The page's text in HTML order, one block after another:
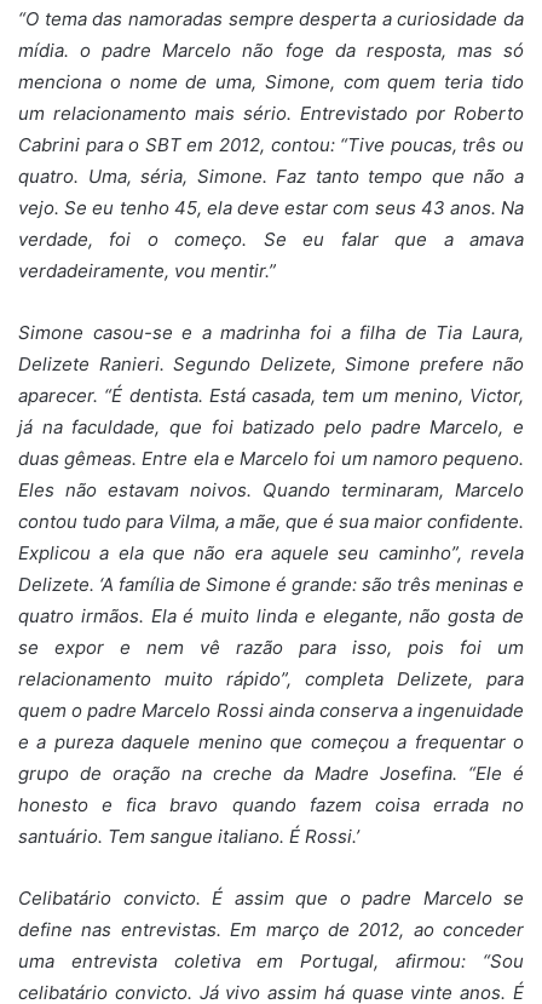
“O tema das namoradas sempre desperta a curiosidade da
mídia. o padre Marcelo não foge da resposta, mas só
menciona o nome de uma, Simone, com quem teria tido
um relacionamento mais sério. Entrevistado por Roberto
Cabrini para o SBT em 2012, contou: “Tive poucas, três ou
quatro. Uma, séria, Simone. Faz tanto tempo que não a
vejo. Se eu tenho 45, ela deve estar com seus 43 anos. Na
verdade, foi o começo. Se eu falar que a amava
verdadeiramente, vou mentir.”
Simone casou-se e a madrinha foi a filha de Tia Laura,
Delizete Ranieri. Segundo Delizete, Simone prefere não
aparecer. “É dentista. Está casada, tem um menino, Victor,
já na faculdade, que foi batizado pelo padre Marcelo, e
duas gêmeas. Entre ela e Marcelo foi um namoro pequeno.
Eles não estavam noivos. Quando terminaram, Marcelo
contou tudo para Vilma, a mãe, que é sua maior confidente.
Explicou a ela que não era aquele seu caminho”, revela
Delizete. ‘A família de Simone é grande: são três meninas e
quatro irmãos. Ela é muito linda e elegante, não gosta de
se expor e nem vê razão para isso, pois foi um
relacionamento muito rápido”, completa Delizete, para
quem o padre Marcelo Rossi ainda conserva a ingenuidade
e a pureza daquele menino que começou a frequentar o
grupo de oração na creche da Madre Josefina. “Ele é
honesto e fica bravo quando fazem coisa errada no
santuário. Tem sangue italiano. É Rossi.’
Celibatário convicto. É assim que o padre Marcelo se
define nas entrevistas. Em março de 2012, ao conceder
uma entrevista coletiva em Portugal, afirmou: “Sou
celibatário convicto. Já vivo assim há quase vinte anos. É